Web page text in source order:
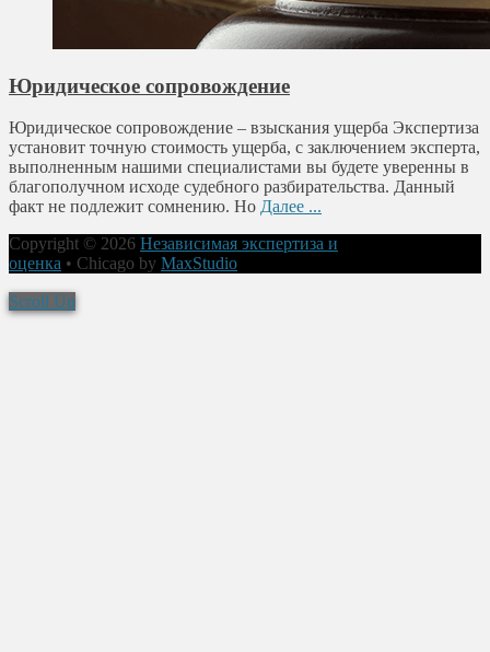
Юридическое сопровождение
Юридическое сопровождение – взыскания ущерба Экспертиза
установит точную стоимость ущерба, с заключением эксперта,
выполненным нашими специалистами вы будете уверенны в
благополучном исходе судебного разбирательства. Данный
факт не подлежит сомнению. Но Далее ...
Copyright © 2026 Независимая экспертиза и
оценка • Chicago by MaxStudio
Scroll Up